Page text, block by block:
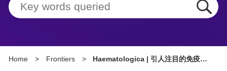
Tools
About
Home > Frontiers >
Haematologica | 引人注目的免疫检